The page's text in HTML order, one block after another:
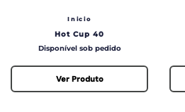
Inicio
Hot Cup 40
Preço
Disponível sob pedido
Ver Produto